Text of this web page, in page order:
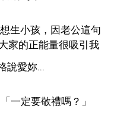
生小孩，因老公這句
家的正能量很吸引我
說愛妳...
一定要敬禮嗎？」